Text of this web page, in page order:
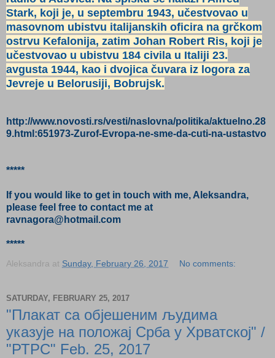
Stark, koji je, u septembru 1943, učestvovao u
masovnom ubistvu italijanskih oficira na grčkom
ostrvu Kefalonija, zatim Johan Robert Ris, koji je
učestvovao u ubistvu 184 civila u Italiji 23.
avgusta 1944, kao i dvojica čuvara iz logora za
Jevreje u Belorusiji, Bobrujsk.
http://www.novosti.rs/vesti/naslovna/politika/aktuelno.28
9.html:651973-Zurof-Evropa-ne-sme-da-cuti-na-ustastvo
*****
If you would like to get in touch with me, Aleksandra,
please feel free to contact me at
ravnagora@hotmail.com
*****
Aleksandra at Sunday, February 26, 2017 No comments:
SATURDAY, FEBRUARY 25, 2017
"Плакат са објешеним људима
указује на положај Срба у Хрватској" /
"РТРС" Feb. 25, 2017